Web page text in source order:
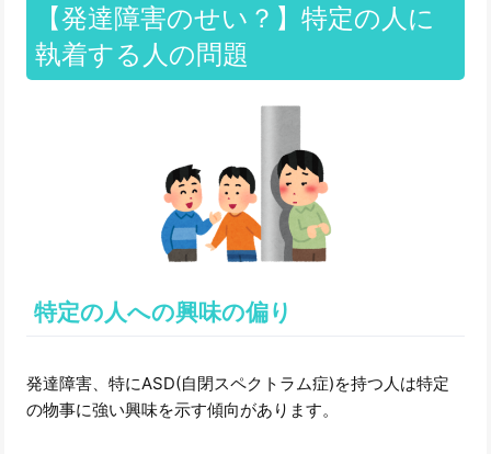
【発達障害のせい？】特定の人に
執着する人の問題
特定の人への興味の偏り
発達障害、特にASD(自閉スペクトラム症)を持つ人は特定
の物事に強い興味を示す傾向があります。